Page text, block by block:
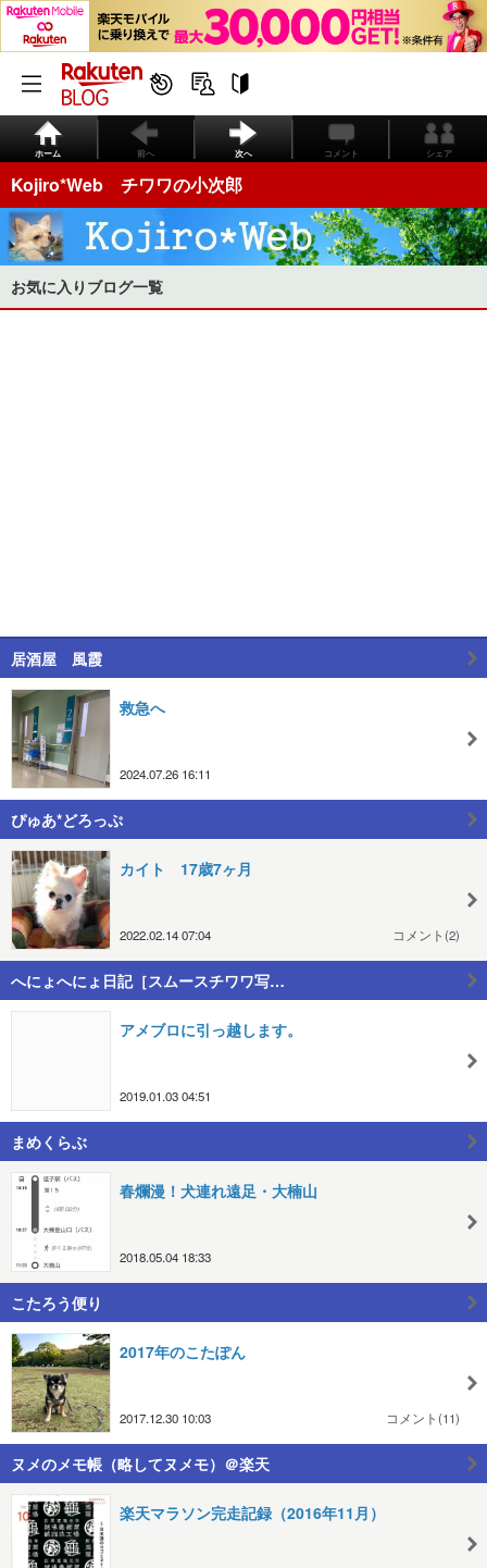
ホーム 前へ 次へ コメント シェア
Kojiro*Web チワワの小次郎
お気に入りブログ一覧
居酒屋 風霞
救急へ
2024.07.26 16:11
ぴゅあ*どろっぷ
カイト 17歳7ヶ月
2022.02.14 07:04 コメント(2)
へにょへにょ日記［スムースチワワ写…
アメブロに引っ越します。
2019.01.03 04:51
まめくらぶ
春爛漫！犬連れ遠足・大楠山
2018.05.04 18:33
こたろう便り
2017年のこたぽん
2017.12.30 10:03 コメント(11)
ヌメのメモ帳（略してヌメモ）＠楽天
楽天マラソン完走記録（2016年11月）